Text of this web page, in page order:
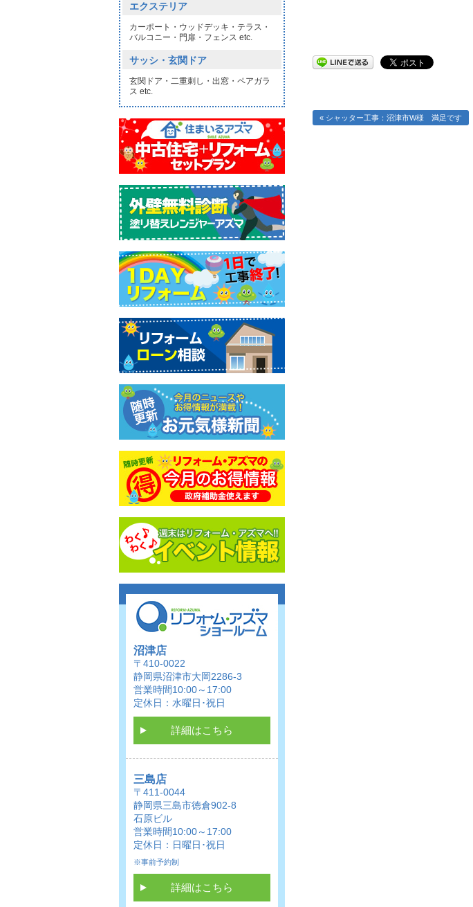
« シャッター工事：沼津市W様 満足です
エクステリア
カーポート・ウッドデッキ・テラス・
バルコニー・門扉・フェンス etc.
サッシ・玄関ドア
玄関ドア・二重刺し・出窓・ペアガラ
ス etc.
沼津店
〒410-0022
静岡県沼津市大岡2286-3
営業時間10:00～17:00
定休日：水曜日･祝日
詳細はこちら
三島店
〒411-0044
静岡県三島市徳倉902-8
石原ビル
営業時間10:00～17:00
定休日：日曜日･祝日
※事前予約制
詳細はこちら